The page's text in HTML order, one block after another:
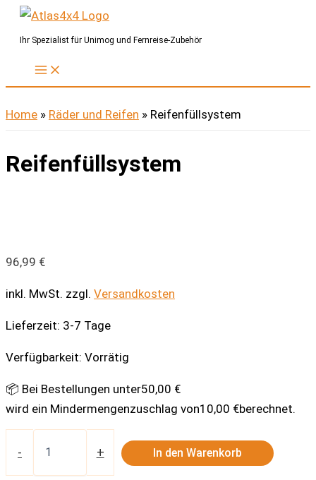
Zum
InhaltIhr Spezialist für Unimog und Fernreise-Zubehör
Home » Räder und Reifen » Reifenfüllsystem
Reifenfüllsystem
96,99 €
inkl. MwSt. zzgl. Versandkosten
Lieferzeit: 3-7 Tage
Verfügbarkeit: Vorrätig
📦 Bei Bestellungen unter50,00 €
wird ein Mindermengenzuschlag von10,00 €berechnet.
- + In den Warenkorb